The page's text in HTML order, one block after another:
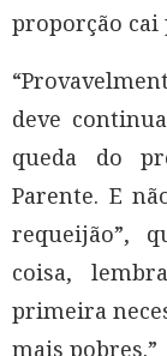
proporção cai
deve
queda do
Parente. E
requeijão”,
coisa,
primeira
mais pobres.”